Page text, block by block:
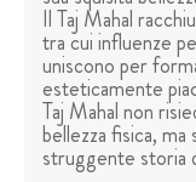
Il Taj Mahal
tra cui influenze
uniscono per
esteticamente
Taj Mahal non
bellezza fisica,
struggente storia